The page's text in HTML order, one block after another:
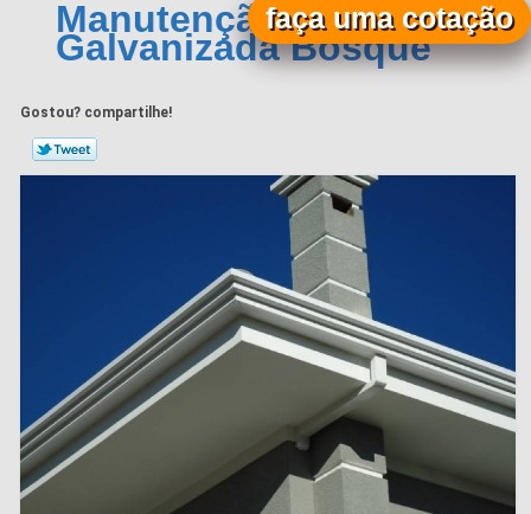
Manutenção de Calha
Galvanizada Bosque
Gostou? compartilhe!
faça uma cotação